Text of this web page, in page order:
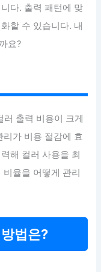
다. 출력 패턴에 맞
할 수 있습니다. 내
요?
러 출력 비용이 크게
가 비용 절감에 효
해 컬러 사용을 최
율을 어떻게 관리
법은?